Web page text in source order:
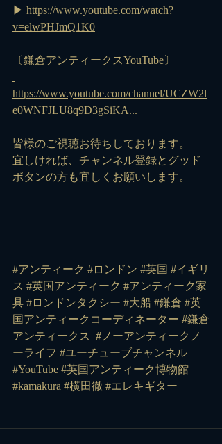
▶ https://www.youtube.com/watch?
v=elwPHJmQ1K0
〔鎌倉アンティークスYouTube〕
https://www.youtube.com/channel/UCZW2l
e0WNFJLU8q9D3gSiKA...
皆様のご視聴お待ちしております。
宜しければ、チャンネル登録とグッド
ボタンの方も宜しくお願いします。
#アンティーク #ロンドン #英国 #イギリ
ス #英国アンティーク #アンティーク家
具 #ロンドンタクシー #大船 #鎌倉 #英
国アンティークコーディネーター #鎌倉
アンティークス
#ノーアンティークノ
ーライフ #ユーチューブチャンネル
#YouTube #英国アンティーク博物館
#kamakura #横田徹 #エレキギター